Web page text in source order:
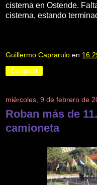
cisterna en Ostende.
cisterna, estando
Guillermo Caprarulo en
Compartir
miércoles, 9 de febrero de
Roban más de
camioneta